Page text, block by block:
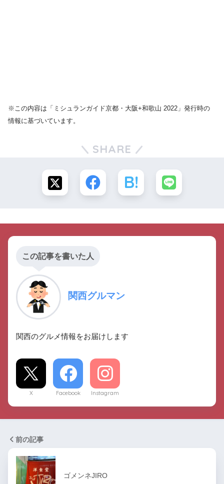
※この内容は「ミシュランガイド京都・大阪+和歌山 2022」発行時の
情報に基づいています。
SHARE
この記事を書いた人
関西グルマン
関西のグルメ情報をお届けします
X Facebook Instagram
前の記事
ゴメンネJIRO